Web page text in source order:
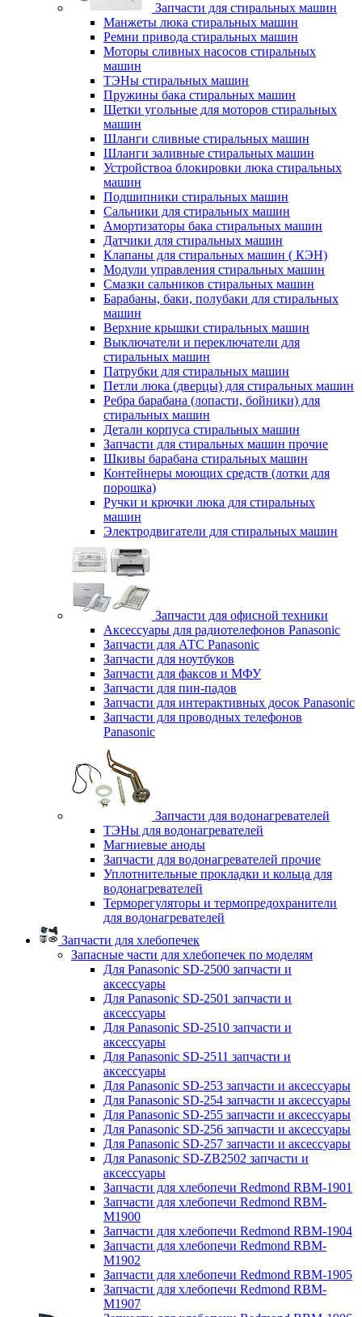
Запчасти для стиральных машин
Манжеты люка стиральных машин
Ремни привода стиральных машин
Моторы сливных насосов стиральных
машин
ТЭНы стиральных машин
Пружины бака стиральных машин
Щетки угольные для моторов стиральных
машин
Шланги сливные стиральных машин
Шланги заливные стиральных машин
Устройствоа блокировки люка стиральных
машин
Подшипники стиральных машин
Сальники для стиральных машин
Амортизаторы бака стиральных машин
Датчики для стиральных машин
Клапаны для стиральных машин ( КЭН)
Модули управления стиральных машин
Смазки сальников стиральных машин
Барабаны, баки, полубаки для стиральных
машин
Верхние крышки стиральных машин
Выключатели и переключатели для
стиральных машин
Патрубки для стиральных машин
Петли люка (дверцы) для стиральных машин
Ребра барабана (лопасти, бойники) для
стиральных машин
Детали корпуса стиральных машин
Запчасти для стиральных машин прочие
Шкивы барабана стиральных машин
Контейнеры моющих средств (лотки для
порошка)
Ручки и крючки люка для стиральных
машин
Электродвигатели для стиральных машин
Запчасти для офисной техники
Аксессуары для радиотелефонов Panasonic
Запчасти для АТС Panasonic
Запчасти для ноутбуков
Запчасти для факсов и МФУ
Запчасти для пин-падов
Запчасти для интерактивных досок Panasonic
Запчасти для проводных телефонов
Panasonic
Запчасти для водонагревателей
ТЭНы для водонагревателей
Магниевые аноды
Запчасти для водонагревателей прочие
Уплотнительные прокладки и кольца для
водонагревателей
Терморегуляторы и термопредохранители
для водонагревателей
Запчасти для хлебопечек
Запасные части для хлебопечек по моделям
Для Panasonic SD-2500 запчасти и
аксессуары
Для Panasonic SD-2501 запчасти и
аксессуары
Для Panasonic SD-2510 запчасти и
аксессуары
Для Panasonic SD-2511 запчасти и
аксессуары
Для Panasonic SD-253 запчасти и аксессуары
Для Panasonic SD-254 запчасти и аксессуары
Для Panasonic SD-255 запчасти и аксессуары
Для Panasonic SD-256 запчасти и аксессуары
Для Panasonic SD-257 запчасти и аксессуары
Для Panasonic SD-ZB2502 запчасти и
аксессуары
Запчасти для хлебопечи Redmond RBM-1901
Запчасти для хлебопечи Redmond RBM-
M1900
Запчасти для хлебопечи Redmond RBM-1904
Запчасти для хлебопечи Redmond RBM-
M1902
Запчасти для хлебопечи Redmond RBM-1905
Запчасти для хлебопечи Redmond RBM-
M1907